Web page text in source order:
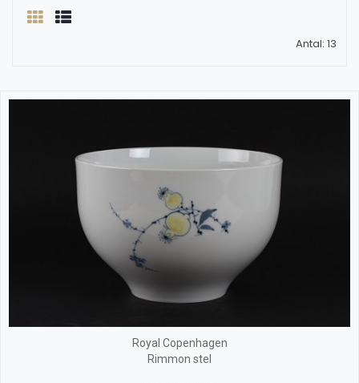
Antal: 13
Royal Copenhagen
Rimmon stel